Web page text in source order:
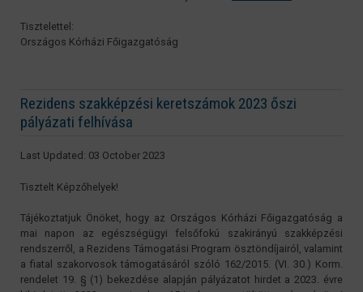
Tisztelettel:
Országos Kórházi Főigazgatóság
Rezidens szakképzési keretszámok 2023 őszi
pályázati felhívása
Last Updated: 03 October 2023
Tisztelt Képzőhelyek!
Tájékoztatjuk Önöket, hogy az Országos Kórházi Főigazgatóság a
mai napon az egészségügyi felsőfokú szakirányú szakképzési
rendszerről, a Rezidens Támogatási Program ösztöndíjairól, valamint
a fiatal szakorvosok támogatásáról szóló 162/2015. (VI. 30.) Korm.
rendelet 19. § (1) bekezdése alapján pályázatot hirdet a 2023. évre